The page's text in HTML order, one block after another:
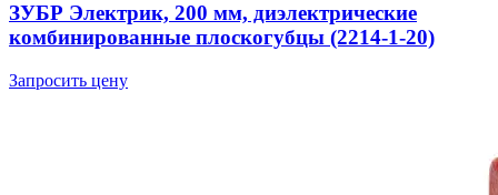
ЗУБР Электрик, 200 мм, диэлектрические
комбинированные плоскогубцы (2214-1-20)
Запросить цену